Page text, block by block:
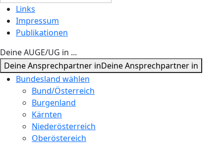
Links
Impressum
Publikationen
Deine AUGE/UG in ...
Deine Ansprechpartner inDeine Ansprechpartner in
Bundesland wählen
Bund/Österreich
Burgenland
Kärnten
Niederösterreich
Oberöstereich